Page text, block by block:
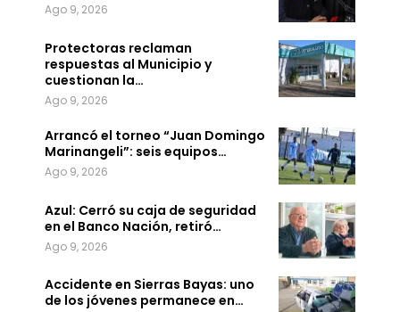
Ago 9, 2026
Protectoras reclaman
respuestas al Municipio y
cuestionan la…
Ago 9, 2026
Arrancó el torneo “Juan Domingo
Marinangeli”: seis equipos…
Ago 9, 2026
Azul: Cerró su caja de seguridad
en el Banco Nación, retiró…
Ago 9, 2026
Accidente en Sierras Bayas: uno
de los jóvenes permanece en…